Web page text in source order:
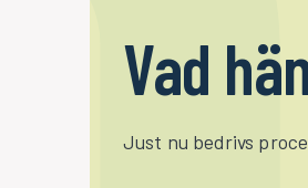
Vad
Just nu bedrivs